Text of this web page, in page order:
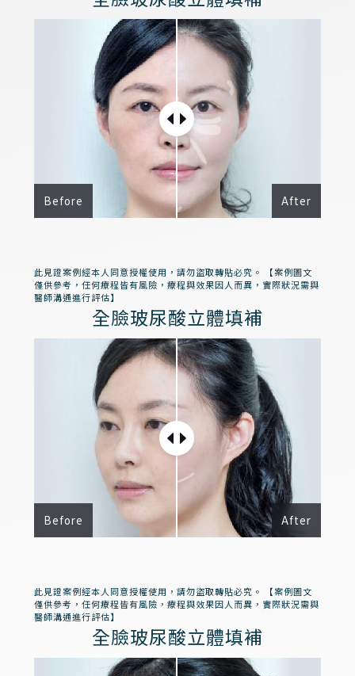
After
Before
此見證案例經本人同意授權使用，請勿盜取轉貼必究。 【案例圖文
僅供參考，任何療程皆有風險，療程與效果因人而異，實際狀況需與
醫師溝通進行評估】
全臉玻尿酸立體填補
After
Before
此見證案例經本人同意授權使用，請勿盜取轉貼必究。 【案例圖文
僅供參考，任何療程皆有風險，療程與效果因人而異，實際狀況需與
醫師溝通進行評估】
全臉玻尿酸立體填補